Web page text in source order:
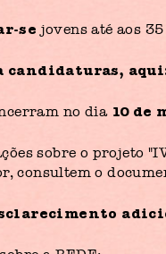
se jovens até aos
candidaturas,
no dia 10 de
sobre o projeto
consultem o